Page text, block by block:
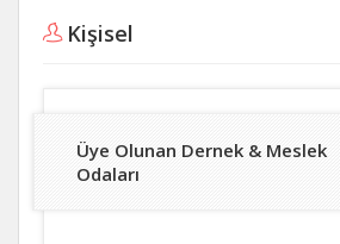
Kişisel
Üye Olunan Dernek & Meslek
Odaları